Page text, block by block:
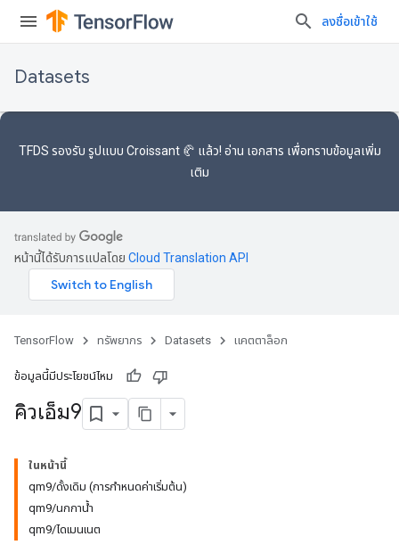
ลงชื่อเข้าใช้
Datasets
TFDS รองรับ รูปแบบ Croissant 🥐 แล้ว! อ่าน เอกสาร เพื่อทราบข้อมูลเพิ่ม
เติม
หน้านี้ได้รับการแปลโดย Cloud Translation API
TensorFlow ทรัพยากร Datasets แคตตาล็อก
ข้อมูลนี้มีประโยชน์ไหม
คิวเอ็ม9
ในหน้านี้
qm9/ดั้งเดิม (การกำหนดค่าเริ่มต้น)
qm9/นกกาน้ำ
qm9/ไดเมนเนต